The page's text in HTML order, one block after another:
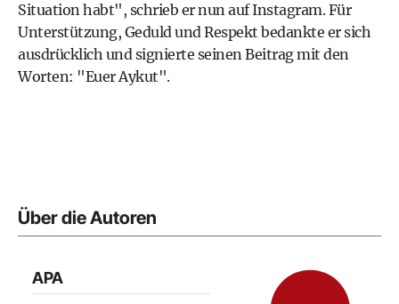
Situation habt", schrieb er nun auf Instagram. Für
Unterstützung, Geduld und Respekt bedankte er sich
ausdrücklich und signierte seinen Beitrag mit den
Worten: "Euer Aykut".
Über die Autoren
APA